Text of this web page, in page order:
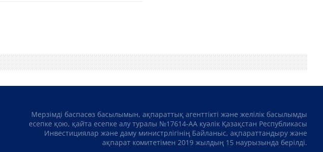
Мерзімді баспасөз басылымын, ақпараттық агенттікті және желілік басылымды
есепке қою, қайта есепке алу туралы №17614-АА куәлік Қазақстан Республикасы
Инвестициялар және даму министрлігінің Байланыс, ақпараттандыру және
ақпарат комитетімен 2019 жылдың 15 наурызында берілді.